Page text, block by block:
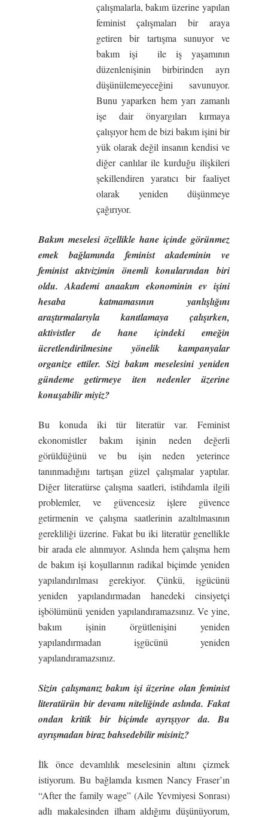
çalışmalarla, bakım üzerine yapılan
feminist çalışmaları bir araya
getiren bir tartışma sunuyor ve
bakım işi ile iş yaşamının
düzenlenişinin birbirinden ayrı
düşünülemeyeceğini savunuyor.
Bunu yaparken hem yarı zamanlı
işe dair önyargıları kırmaya
çalışıyor hem de bizi bakım işini bir
yük olarak değil insanın kendisi ve
diğer canlılar ile kurduğu ilişkileri
şekillendiren yaratıcı bir faaliyet
olarak yeniden düşünmeye
çağırıyor.
Bakım meselesi özellikle hane içinde görünmez
emek bağlamında feminist akademinin ve
feminist aktvizimin önemli konularından biri
oldu. Akademi anaakım ekonominin ev işini
hesaba katmamasının yanlışlığını
araştırmalarıyla kanıtlamaya çalışırken,
aktivistler de hane içindeki emeğin
ücretlendirilmesine yönelik kampanyalar
organize ettiler. Sizi bakım meselesini yeniden
gündeme getirmeye iten nedenler üzerine
konuşabilir miyiz?
Bu konuda iki tür literatür var. Feminist
ekonomistler bakım işinin neden değerli
görüldüğünü ve bu işin neden yeterince
tanınmadığını tartışan güzel çalışmalar yaptılar.
Diğer literatürse çalışma saatleri, istihdamla ilgili
problemler, ve güvencesiz işlere güvence
getirmenin ve çalışma saatlerinin azaltılmasının
gerekliliği üzerine. Fakat bu iki literatür genellikle
bir arada ele alınmıyor. Aslında hem çalışma hem
de bakım işi koşullarının radikal biçimde yeniden
yapılandırılması gerekiyor. Çünkü, işgücünü
yeniden yapılandırmadan hanedeki cinsiyetçi
işbölümünü yeniden yapılandıramazsınız. Ve yine,
bakım işinin örgütlenişini yeniden
yapılandırmadan işgücünü yeniden
yapılandıramazsınız.
Sizin çalışmanız bakım işi üzerine olan feminist
literatürün bir devamı niteliğinde aslında. Fakat
ondan kritik bir biçimde ayrışıyor da. Bu
ayrışmadan biraz bahsedebilir misiniz?
İlk önce devamlılık meselesinin altını çizmek
istiyorum. Bu bağlamda kısmen Nancy Fraser’ın
“After the family wage” (Aile Yevmiyesi Sonrası)
adlı makalesinden ilham aldığımı düşünüyorum,